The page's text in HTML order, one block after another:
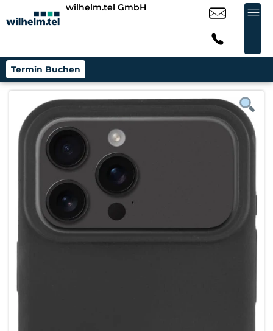
wilhelm.tel GmbH
Termin Buchen